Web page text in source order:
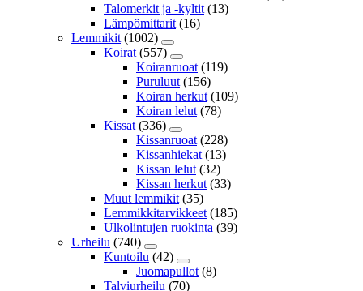
Talomerkit ja -kyltit (13)
Lämpömittarit (16)
Lemmikit (1002)
Koirat (557)
Koiranruoat (119)
Puruluut (156)
Koiran herkut (109)
Koiran lelut (78)
Kissat (336)
Kissanruoat (228)
Kissanhiekat (13)
Kissan lelut (32)
Kissan herkut (33)
Muut lemmikit (35)
Lemmikkitarvikkeet (185)
Ulkolintujen ruokinta (39)
Urheilu (740)
Kuntoilu (42)
Juomapullot (8)
Talviurheilu (70)